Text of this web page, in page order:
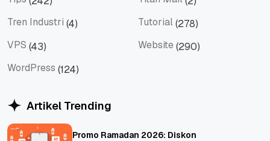
Tren Industri (4) Tutorial(278)
VPS (43) Website (290)
WordPress (124)
Artikel Trending
Promo Ramadan 2026: Diskon